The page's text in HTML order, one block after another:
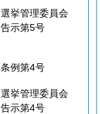
選挙管理委員会
告示第5号
条例第4号
選挙管理委員会
告示第4号